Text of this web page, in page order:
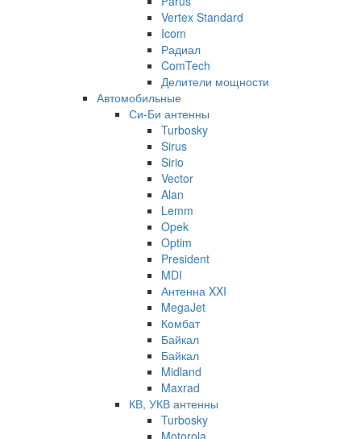
Vertex Standard
Icom
Радиал
ComTech
Делители мощности
Автомобильные
Си-Би антенны
Turbosky
Sirus
Sirio
Vector
Alan
Lemm
Opek
Optim
President
MDI
Антенна XXI
MegaJet
Комбат
Байкал
Байкал
Midland
Maxrad
КВ, УКВ антенны
Turbosky
Motorola